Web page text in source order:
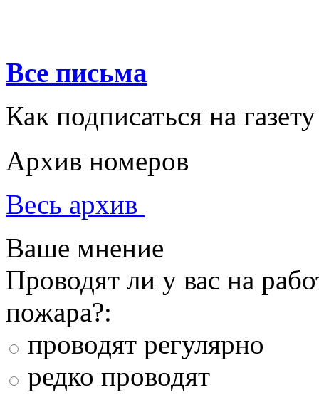
Все письма
Как подписаться на газету
Архив номеров
Весь архив
Ваше мнение
Проводят ли у вас на
пожара?:
проводят регулярно
редко проводят